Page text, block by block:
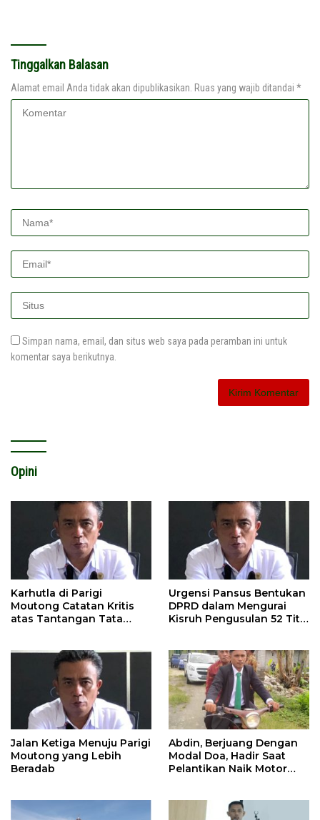
Tinggalkan Balasan
Alamat email Anda tidak akan dipublikasikan. Ruas yang wajib ditandai *
Simpan nama, email, dan situs web saya pada peramban ini untuk
komentar saya berikutnya.
Opini
Karhutla di Parigi
Moutong Catatan Kritis
atas Tantangan Tata
Urgensi Pansus Bentukan
DPRD dalam Mengurai
Kisruh Pengusulan 52 Titik
Jalan Ketiga Menuju Parigi
Moutong yang Lebih
Beradab
Abdin, Berjuang Dengan
Modal Doa, Hadir Saat
Pelantikan Naik Motor